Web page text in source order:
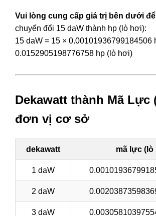
Vui lòng cung cấp giá trị bên dưới
chuyển đổi 15 daW thành hp (lò hơi):
15 daW = 15 × 0.00101936799184506
0.0152905198776758 hp (lò hơi)
Dekawatt thành Mã Lực
đơn vị cơ sở
dekawatt mã lực (lò
1 daW
2 daW
3 daW